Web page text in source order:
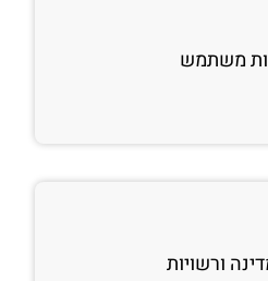
משתמש
ורשויות